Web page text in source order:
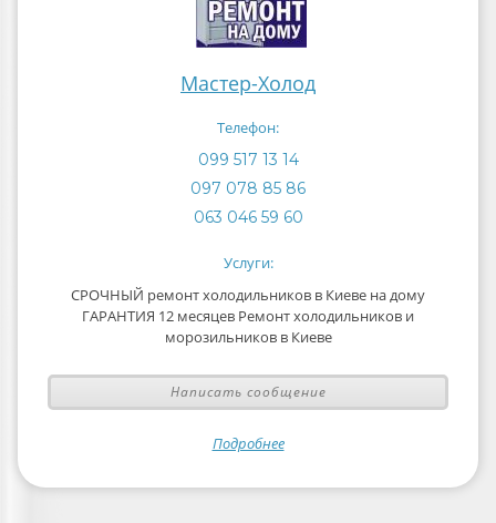
Мастер-Холод
Телефон:
099 517 13 14
097 078 85 86
063 046 59 60
Услуги:
СРОЧНЫЙ ремонт холодильников в Киеве на дому
ГАРАНТИЯ 12 месяцев Ремонт холодильников и
морозильников в Киеве
Написать сообщение
Подробнее